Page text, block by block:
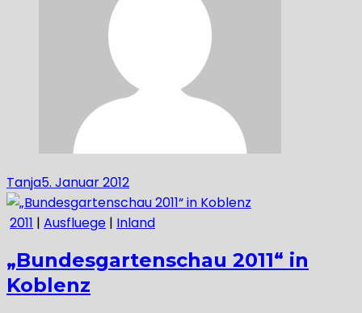
Tanja5. Januar 2012
2011 | Ausfluege | Inland
„Bundesgartenschau 2011“ in
Koblenz